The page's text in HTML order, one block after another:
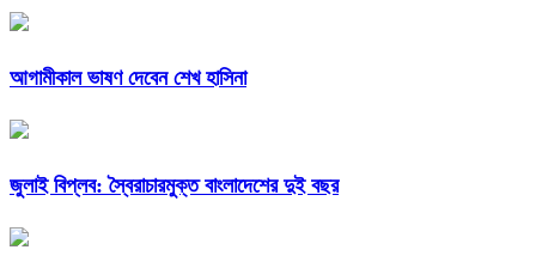
আগামীকাল ভাষণ দেবেন শেখ হাসিনা
জুলাই বিপ্লব: স্বৈরাচারমুক্ত বাংলাদেশের দুই বছর